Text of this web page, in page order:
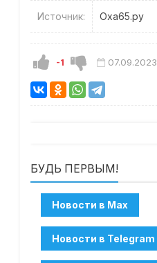
Источник: Оха65.ру
-1 07.09.2023
БУДЬ ПЕРВЫМ!